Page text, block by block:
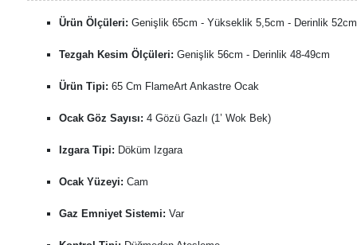
Ürün Ölçüleri: Genişlik 65cm - Yükseklik 5,5cm - Derinlik 52cm
Tezgah Kesim Ölçüleri: Genişlik 56cm - Derinlik 48-49cm
Ürün Tipi: 65 Cm FlameArt Ankastre Ocak
Ocak Göz Sayısı: 4 Gözü Gazlı (1’ Wok Bek)
Izgara Tipi: Döküm Izgara
Ocak Yüzeyi: Cam
Gaz Emniyet Sistemi: Var